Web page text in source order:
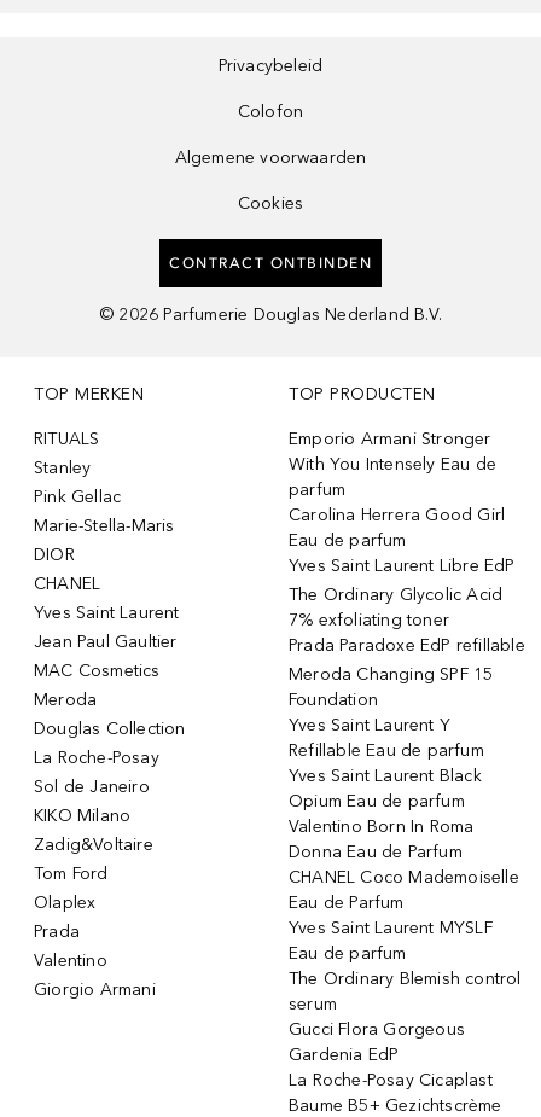
Privacybeleid
Colofon
Algemene voorwaarden
Cookies
CONTRACT ONTBINDEN
© 2026 Parfumerie Douglas Nederland B.V.
TOP MERKEN
RITUALS
Stanley
Pink Gellac
Marie-Stella-Maris
DIOR
CHANEL
Yves Saint Laurent
Jean Paul Gaultier
MAC Cosmetics
Meroda
Douglas Collection
La Roche-Posay
Sol de Janeiro
KIKO Milano
Zadig&Voltaire
Tom Ford
Olaplex
Prada
Valentino
Giorgio Armani
TOP PRODUCTEN
Emporio Armani Stronger
With You Intensely Eau de
parfum
Carolina Herrera Good Girl
Eau de parfum
Yves Saint Laurent Libre EdP
The Ordinary Glycolic Acid
7% exfoliating toner
Prada Paradoxe EdP refillable
Meroda Changing SPF 15
Foundation
Yves Saint Laurent Y
Refillable Eau de parfum
Yves Saint Laurent Black
Opium Eau de parfum
Valentino Born In Roma
Donna Eau de Parfum
CHANEL Coco Mademoiselle
Eau de Parfum
Yves Saint Laurent MYSLF
Eau de parfum
The Ordinary Blemish control
serum
Gucci Flora Gorgeous
Gardenia EdP
La Roche-Posay Cicaplast
Baume B5+ Gezichtscrème